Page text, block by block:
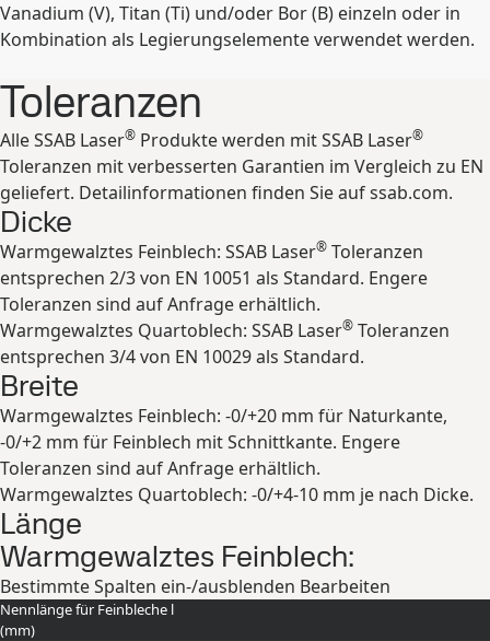
Vanadium (V), Titan (Ti) und/oder Bor (B) einzeln oder in
Kombination als Legierungselemente verwendet werden.
Toleranzen
Alle SSAB Laser® Produkte werden mit SSAB Laser®
Toleranzen mit verbesserten Garantien im Vergleich zu EN
geliefert. Detailinformationen finden Sie auf ssab.com.
Dicke
Warmgewalztes Feinblech: SSAB Laser® Toleranzen
entsprechen 2/3 von EN 10051 als Standard. Engere
Toleranzen sind auf Anfrage erhältlich.
Warmgewalztes Quartoblech: SSAB Laser® Toleranzen
entsprechen 3/4 von EN 10029 als Standard.
Breite
Warmgewalztes Feinblech: -0/+20 mm für Naturkante,
-0/+2 mm für Feinblech mit Schnittkante. Engere
Toleranzen sind auf Anfrage erhältlich.
Warmgewalztes Quartoblech: -0/+4-10 mm je nach Dicke.
Länge
Warmgewalztes Feinblech:
Bestimmte Spalten ein-/ausblenden Bearbeiten
Nennlänge für Feinbleche l
(mm)